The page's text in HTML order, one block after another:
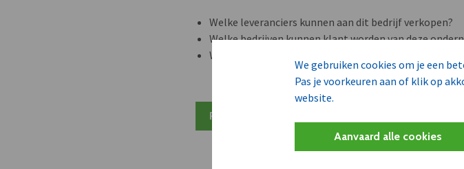
We gebruiken cookies om je een
Pas je voorkeuren aan of klik op
website.
Aanvaard alle cookies
Welke leveranciers kunnen aan dit bedrijf verkopen?
Welke bedrijven kunnen klant worden van deze
Welke partners en adviseurs worden mogelijk relevant?
Plan 20 min inzicht